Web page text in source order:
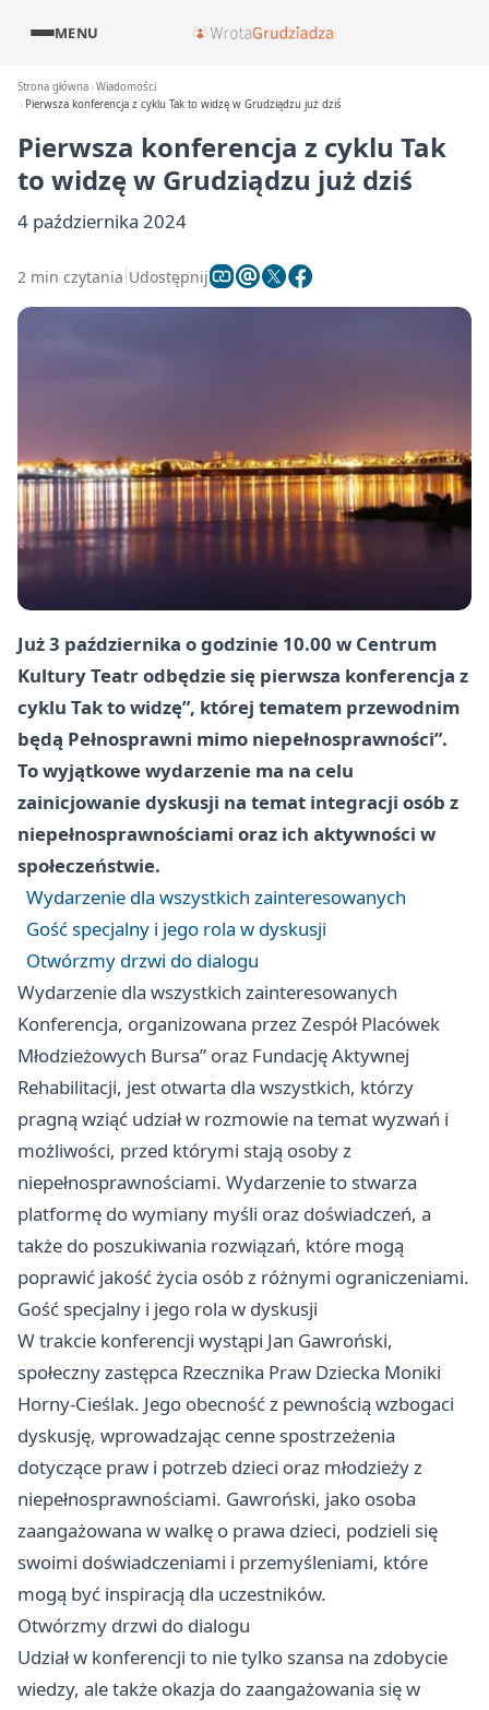
MENU
Strona główna Wiadomości
Pierwsza konferencja z cyklu Tak to widzę w Grudziądzu już dziś
Pierwsza konferencja z cyklu Tak
to widzę w Grudziądzu już dziś
4 października 2024
2 min czytania Udostępnij
Już 3 października o godzinie 10.00 w Centrum
Kultury Teatr odbędzie się pierwsza konferencja z
cyklu Tak to widzę”, której tematem przewodnim
będą Pełnosprawni mimo niepełnosprawności”.
To wyjątkowe wydarzenie ma na celu
zainicjowanie dyskusji na temat integracji osób z
niepełnosprawnościami oraz ich aktywności w
społeczeństwie.
Wydarzenie dla wszystkich zainteresowanych
Gość specjalny i jego rola w dyskusji
Otwórzmy drzwi do dialogu
Wydarzenie dla wszystkich zainteresowanych
Konferencja, organizowana przez Zespół Placówek
Młodzieżowych Bursa” oraz Fundację Aktywnej
Rehabilitacji, jest otwarta dla wszystkich, którzy
pragną wziąć udział w rozmowie na temat wyzwań i
możliwości, przed którymi stają osoby z
niepełnosprawnościami. Wydarzenie to stwarza
platformę do wymiany myśli oraz doświadczeń, a
także do poszukiwania rozwiązań, które mogą
poprawić jakość życia osób z różnymi ograniczeniami.
Gość specjalny i jego rola w dyskusji
W trakcie konferencji wystąpi Jan Gawroński,
społeczny zastępca Rzecznika Praw Dziecka Moniki
Horny-Cieślak. Jego obecność z pewnością wzbogaci
dyskusję, wprowadzając cenne spostrzeżenia
dotyczące praw i potrzeb dzieci oraz młodzieży z
niepełnosprawnościami. Gawroński, jako osoba
zaangażowana w walkę o prawa dzieci, podzieli się
swoimi doświadczeniami i przemyśleniami, które
mogą być inspiracją dla uczestników.
Otwórzmy drzwi do dialogu
Udział w konferencji to nie tylko szansa na zdobycie
wiedzy, ale także okazja do zaangażowania się w